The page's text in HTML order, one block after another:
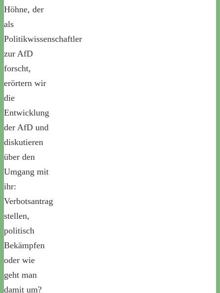
Höhne, der
als
Politikwissenschaftler
zur AfD
forscht,
erörtern wir
die
Entwicklung
der AfD und
diskutieren
über den
Umgang mit
ihr:
Verbotsantrag
stellen,
politisch
Bekämpfen
oder wie
geht man
damit um?